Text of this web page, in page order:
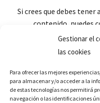
Gestionar el
las cookies
Para ofrecer las mejores
para almacenar y/o acceder a la
de estas tecnologías nos permitirá
navegación o las identificaciones
Si crees que debes tener
contenido, puedes